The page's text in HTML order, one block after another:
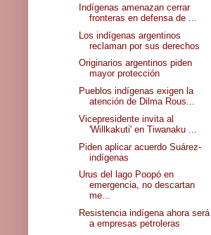
Indígenas amenazan cerrar
fronteras en defensa de ...
Los indígenas argentinos
reclaman por sus derechos
Originarios argentinos piden
mayor protección
Pueblos indígenas exigen la
atención de Dilma Rous...
Vicepresidente invita al
'Willkakuti' en Tiwanaku ...
Piden aplicar acuerdo Suárez-
indígenas
Urus del lago Poopó en
emergencia, no descartan
me...
Resistencia indígena ahora será
a empresas petroleras